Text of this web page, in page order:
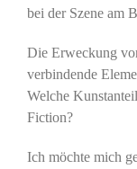
bei der Szene am
Die Erweckung
verbindende
Welche
Fiction?
Ich möchte mich